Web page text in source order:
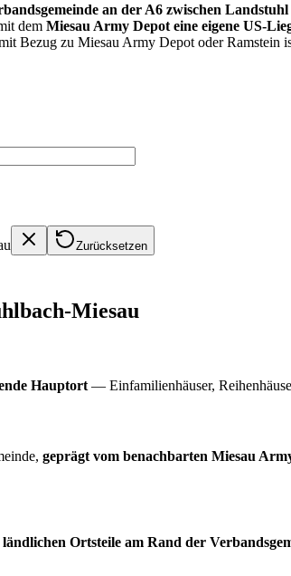
KL Landstuhl Häuser Landstuhl Ramstein Häuser
an der A6 zwischen
dem Miesau Army Depot eine eigene US-
Bezug zu Miesau Army Depot oder Ramstein
Zurücksetzen
Miesau
Hauptort — Einfamilienhäuser,
geprägt vom benachbarten Miesau
ländlichen Ortsteile am Rand der